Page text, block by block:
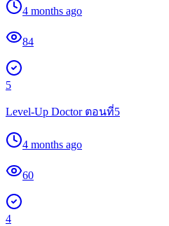
4 months ago
84
5
Level-Up Doctor ตอนที่5
4 months ago
60
4